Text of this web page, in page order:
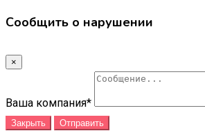
Сообщить о нарушении
×
Ваша компания*
Закрыть Отправить